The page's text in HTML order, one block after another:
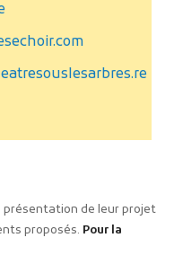
présentation de leur projet
proposés. Pour la